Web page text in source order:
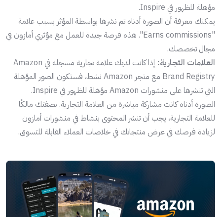
مؤهلة للظهور في Inspire.
يمكنك معرفة أن الصورة أدناه تم نشرها بواسطة المؤثر بسبب علامة
"Earns commissions". هذه فرصة جيدة للعمل مع مؤثري أمازون في
مجال تخصصك.
العلامات التجارية:
إذا كانت لديك علامة تجارية مسجلة في Amazon
Brand Registry مع متجر Amazon نشط، فستكون الصور المؤهلة
التي تنشرها على منشورات Amazon مؤهلة للظهور في Inspire.
الصورة أدناه كانت مشاركة مباشرة من العلامة التجارية. بصفتك مالكًا
للعلامة التجارية، يجب أن تنشر المحتوى بنشاط في منشورات أمازون
لزيادة فرصك في عرض منتجاتك في خلاصات العملاء القابلة للتسوق.